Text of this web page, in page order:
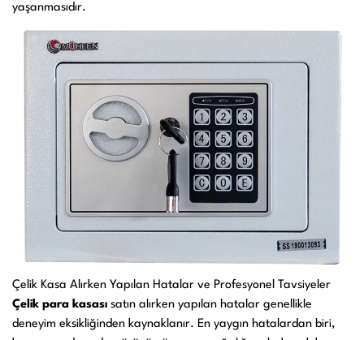
yaşanmasıdır.
Çelik Kasa Alırken Yapılan Hatalar ve Profesyonel Tavsiyeler
Çelik para kasası satın alırken yapılan hatalar genellikle
deneyim eksikliğinden kaynaklanır. En yaygın hatalardan biri,